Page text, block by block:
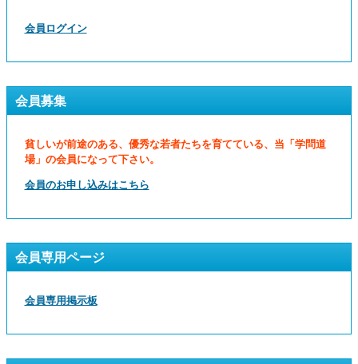
会員ログイン
会員募集
貧しいが前途のある、優秀な若者たちを育てている、当「学問道
場」の会員になって下さい。
会員のお申し込みはこちら
会員専用ページ
会員専用掲示板